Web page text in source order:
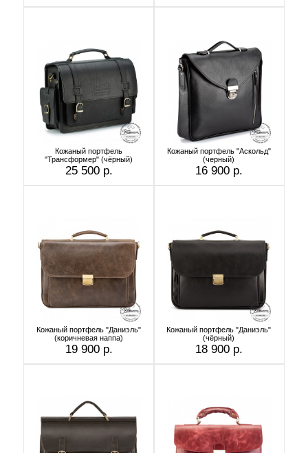
Кожаный портфель
"Трансформер" (чёрный)
25 500 р.
Кожаный портфель "Аскольд"
(черный)
16 900 р.
Кожаный портфель "Даниэль"
(коричневая наппа)
19 900 р.
Кожаный портфель "Даниэль"
(чёрный)
18 900 р.